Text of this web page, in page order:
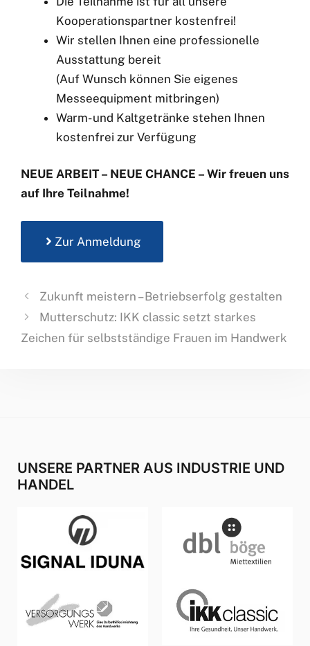
Kooperationspartner kostenfrei!
Wir stellen Ihnen eine professionelle
Ausstattung bereit
(Auf Wunsch können Sie eigenes
Messeequipment mitbringen)
Warm- und Kaltgetränke stehen Ihnen
kostenfrei zur Verfügung
NEUE ARBEIT – NEUE CHANCE – Wir freuen uns
auf Ihre Teilnahme!
Zur Anmeldung
Zukunft meistern – Betriebserfolg gestalten
Mutterschutz: IKK classic setzt starkes
Zeichen für selbstständige Frauen im Handwerk
UNSERE PARTNER AUS INDUSTRIE UND
HANDEL